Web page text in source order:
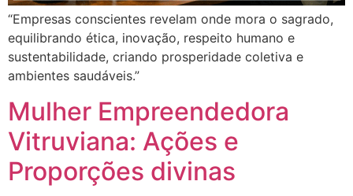
“Empresas conscientes revelam onde mora o sagrado,
equilibrando ética, inovação, respeito humano e
sustentabilidade, criando prosperidade coletiva e
ambientes saudáveis.”
Mulher Empreendedora
Vitruviana: Ações e
Proporções divinas